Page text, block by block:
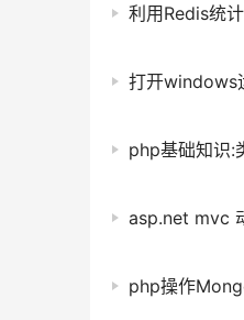
利用Redis统
打开windows
php基础知识:
asp.net mvc
php操作